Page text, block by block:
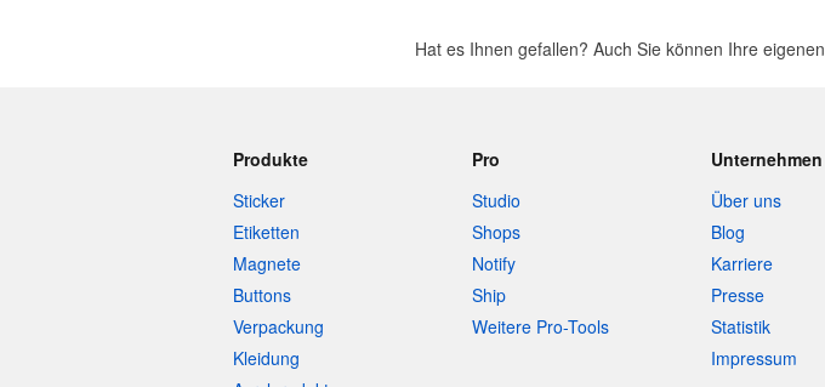
Hat es Ihnen gefallen? Auch Sie können Ihre eigenen
Produkte
Sticker
Etiketten
Magnete
Buttons
Verpackung
Kleidung
Pro
Studio
Shops
Notify
Ship
Weitere Pro-Tools
Unternehmen
Über uns
Blog
Karriere
Presse
Statistik
Impressum